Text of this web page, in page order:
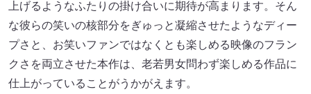
上げるようなふたりの掛け合いに期待が高まります。そん
な彼らの笑いの核部分をぎゅっと凝縮させたようなディー
プさと、お笑いファンではなくとも楽しめる映像のフラン
クさを両立させた本作は、老若男女問わず楽しめる作品に
仕上がっていることがうかがえます。